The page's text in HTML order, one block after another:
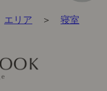
エリア ＞ 寝室